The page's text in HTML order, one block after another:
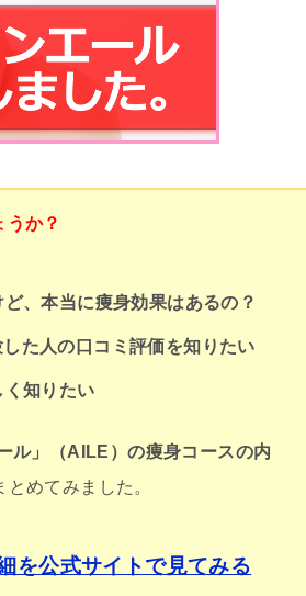
か？
、本当に痩身効果はあるの？
た人の口コミ評価を知りたい
く知りたい
ル」（AILE）の痩身コースの内
めてみました。
を公式サイトで見てみる